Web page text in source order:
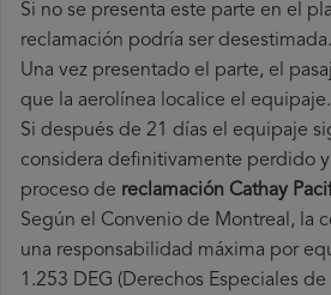
Si no se presenta este parte en el
reclamación podría ser desestimada.
Una vez presentado el parte, el
que la aerolínea localice el equipaje.
Si después de 21 días el equipaje
considera definitivamente perdido
proceso de reclamación Cathay
Según el Convenio de Montreal, la
una responsabilidad máxima por
1.253 DEG (Derechos Especiales